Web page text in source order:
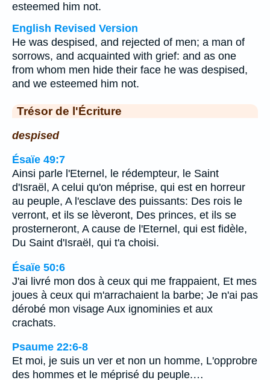
esteemed him not.
English Revised Version
He was despised, and rejected of men; a man of
sorrows, and acquainted with grief: and as one
from whom men hide their face he was despised,
and we esteemed him not.
Trésor de l'Écriture
despised
Ésaïe 49:7
Ainsi parle l'Eternel, le rédempteur, le Saint
d'Israël, A celui qu'on méprise, qui est en horreur
au peuple, A l'esclave des puissants: Des rois le
verront, et ils se lèveront, Des princes, et ils se
prosterneront, A cause de l'Eternel, qui est fidèle,
Du Saint d'Israël, qui t'a choisi.
Ésaïe 50:6
J'ai livré mon dos à ceux qui me frappaient, Et mes
joues à ceux qui m'arrachaient la barbe; Je n'ai pas
dérobé mon visage Aux ignominies et aux
crachats.
Psaume 22:6-8
Et moi, je suis un ver et non un homme, L'opprobre
des hommes et le méprisé du peuple.…